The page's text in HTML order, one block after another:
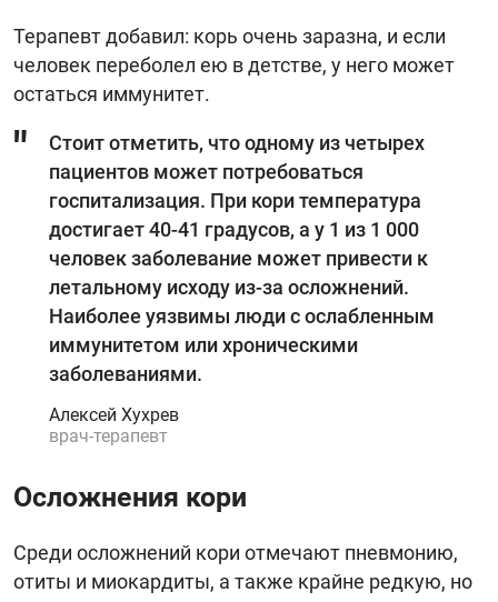
Терапевт добавил: корь очень заразна, и если
человек переболел ею в детстве, у него может
остаться иммунитет.
Стоит отметить, что одному из четырех
пациентов может потребоваться
госпитализация. При кори температура
достигает 40-41 градусов, а у 1 из 1 000
человек заболевание может привести к
летальному исходу из-за осложнений.
Наиболее уязвимы люди с ослабленным
иммунитетом или хроническими
заболеваниями.
Алексей Хухрев
врач-терапевт
Осложнения кори
Среди осложнений кори отмечают пневмонию,
отиты и миокардиты, а также крайне редкую, но